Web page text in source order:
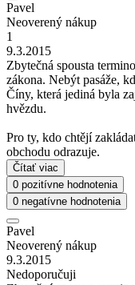
Pavel
Neoverený nákup
1
9.3.2015
Zbytečná spousta
zákona. Nebýt pasáže,
Číny, která jediná byla
hvězdu.
Pro ty, kdo chtějí
obchodu odrazuje.
Čítať viac
0 pozitívne hodnotenia
0 negatívne hodnotenia
Pavel
Neoverený nákup
9.3.2015
Nedoporučuji